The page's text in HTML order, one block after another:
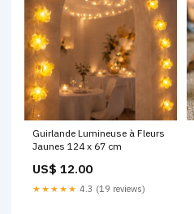
Guirlande Lumineuse à Fleurs
Jaunes 124 x 67 cm
US$ 12.00
★★★★★ 4.3 (19 reviews)